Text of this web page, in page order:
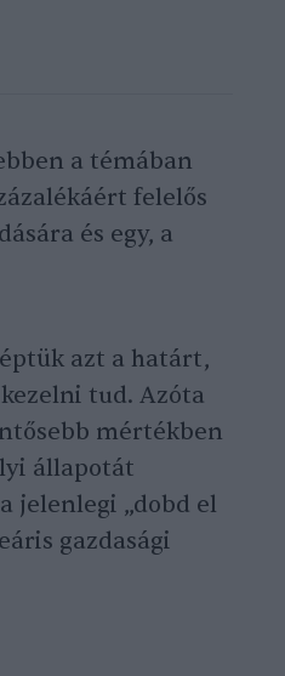
a témában
felelős
és egy, a
azt a határt,
tud. Azóta
mértékben
állapotát
jelenlegi „dobd el
gazdasági